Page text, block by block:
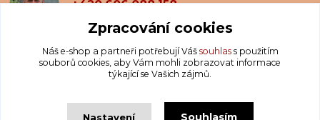
+420 606 088 158
info@krakatis.cz
Zpracování cookies
Náš e-shop a partneři potřebují Váš souhlass použitím
souborů cookies, aby Vám mohli zobrazovat informace
týkající se Vašich zájmů.
Nastavení Souhlasím